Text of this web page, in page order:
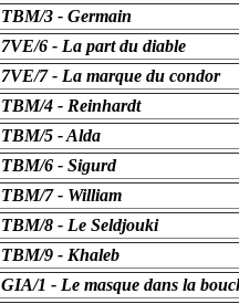
TBM/3 - Germain
7VE/6 - La part du diable
7VE/7 - La marque du condor
TBM/4 - Reinhardt
TBM/5 - Alda
TBM/6 - Sigurd
TBM/7 - William
TBM/8 - Le Seldjouki
TBM/9 - Khaleb
GIA/1 - Le masque dans la